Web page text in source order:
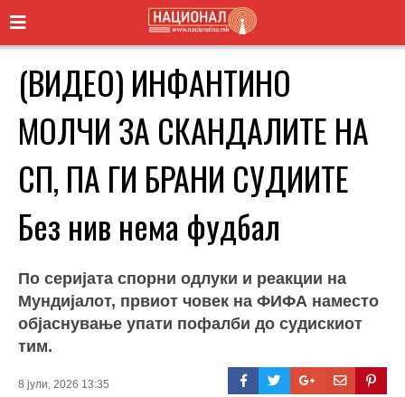
(ВИДЕО) ИНФАНТИНО
МОЛЧИ ЗА СКАНДАЛИТЕ НА
СП, ПА ГИ БРАНИ СУДИИТЕ
Без нив нема фудбал
По серијата спорни одлуки и реакции на
Мундијалот, првиот човек на ФИФА наместо
објаснување упати пофалби до судискиот
тим.
8 јули, 2026 13:35